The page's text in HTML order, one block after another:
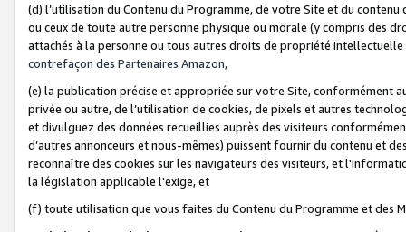
(d) l’utilisation du Contenu du Programme, de votre Site et du
ou ceux de toute autre personne physique ou morale (y compris des
attachés à la personne ou tous autres droits de propriété
contrefaçon des Partenaires Amazon,
(e) la publication précise et appropriée sur votre Site, conformément
privée ou autre, de l’utilisation de cookies, de pixels et autres
et divulguez des données recueillies auprès des visiteurs
d’autres annonceurs et nous-mêmes) puissent fournir du contenu et
reconnaître des cookies sur les navigateurs des visiteurs, et
la législation applicable l'exige, et
(f) toute utilisation que vous faites du Contenu du Programme et des